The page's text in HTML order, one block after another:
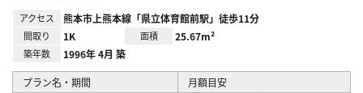
アクセス 熊本市上熊本線「県立体育館前駅」徒歩11分
間取り 1K 面積 25.67m²
築年数 1996年 4月 築
プラン名・期間
月額目安